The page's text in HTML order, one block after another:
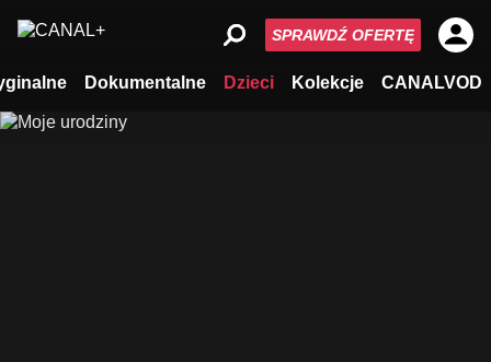
Dokumentalne Dzieci Kolekcje CANALVOD
SPRAWDŹ OFERTĘ